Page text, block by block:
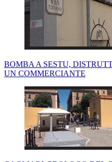
BOMBA A SESTU,
UN COMMERCIANTE